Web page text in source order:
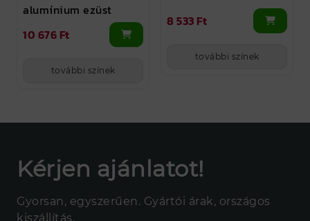
alumínium ezüst
10 676 Ft
további színek
8 533 Ft
további színek
Kérjen ajánlatot!
Gyorsan, egyszerűen. Gyártói árak, országos
kiszállítás.